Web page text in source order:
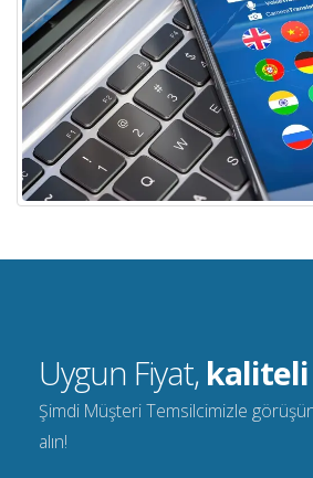
Uygun Fiyat,
Şimdi Müşteri Temsilcimizle
alın!